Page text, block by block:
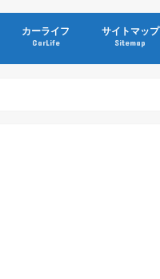
カーライフ
CarLife
サイトマップ
Sitemap